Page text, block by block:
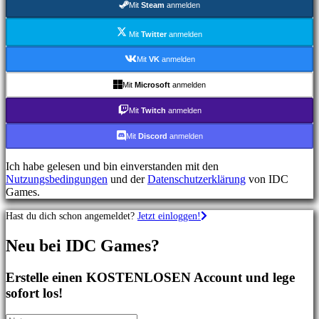
Rennspiele
Gelegenheitsspiele
Indie
Simulationsspiele
Kampfspiele
Gemeinschaft
Gameplay
In-
Game
Events
Media
Foren
IDC
Gifts
IDC
Mit Steam anmelden
MitTwitteranmelden
Mit VKanmelden
Mit Microsoft anmelden
Mit Twitch anmelden
Mit Discord anmelden
Ich habe gelesen und bin einverstanden mit den
Nutzungsbedingungen und derDatenschutzerklärung von IDC
Games.
Hast du dich schon angemeldet? Jetzt einloggen!
Neu bei IDC Games?
Erstelle einen KOSTENLOSEN Account und lege
sofort los!